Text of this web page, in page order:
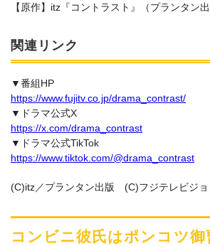
【原作】itz『コントラスト』（プランタン出
関連リンク
▼番組HP
https://www.fujitv.co.jp/drama_contrast/
▼ドラマ公式X
https://x.com/drama_contrast
▼ドラマ公式TikTok
https://www.tiktok.com/@drama_contrast
(C)itz／プランタン出版 (C)フジテレビジョ
コンビニ彼氏はポンコツ御